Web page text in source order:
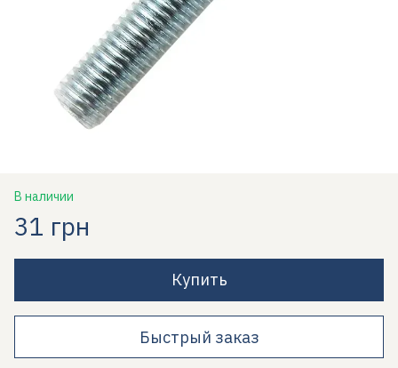
В наличии
31 грн
Купить
Быстрый заказ